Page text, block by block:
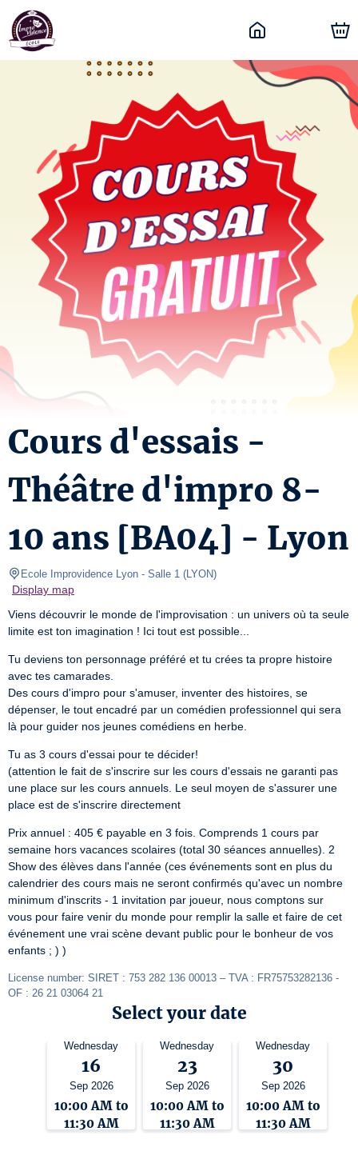
Cours d'essais -
Théâtre d'impro 8-
10 ans [BA04] - Lyon
Ecole Improvidence Lyon - Salle 1 (LYON)
Display map
Viens découvrir le monde de l'improvisation : un univers où ta seule
limite est ton imagination ! Ici tout est possible...
Tu deviens ton personnage préféré et tu crées ta propre histoire
avec tes camarades.
Des cours d'impro pour s'amuser, inventer des histoires, se
dépenser, le tout encadré par un comédien professionnel qui sera
là pour guider nos jeunes comédiens en herbe.
Tu as 3 cours d'essai pour te décider!
(attention le fait de s'inscrire sur les cours d'essais ne garanti pas
une place sur les cours annuels. Le seul moyen de s'assurer une
place est de s'inscrire directement
Prix annuel : 405 € payable en 3 fois. Comprends 1 cours par
semaine hors vacances scolaires (total 30 séances annuelles). 2
Show des élèves dans l'année (ces événements sont en plus du
calendrier des cours mais ne seront confirmés qu'avec un nombre
minimum d'inscrits - 1 invitation par joueur, nous comptons sur
vous pour faire venir du monde pour remplir la salle et faire de cet
événement une vrai scène devant public pour le bonheur de vos
enfants ; ) )
License number: SIRET : 753 282 136 00013 – TVA : FR75753282136 -
OF : 26 21 03064 21
Select your date
Wednesday
16
Sep 2026
10:00 AM to
11:30 AM
Wednesday
23
Sep 2026
10:00 AM to
11:30 AM
Wednesday
30
Sep 2026
10:00 AM to
11:30 AM